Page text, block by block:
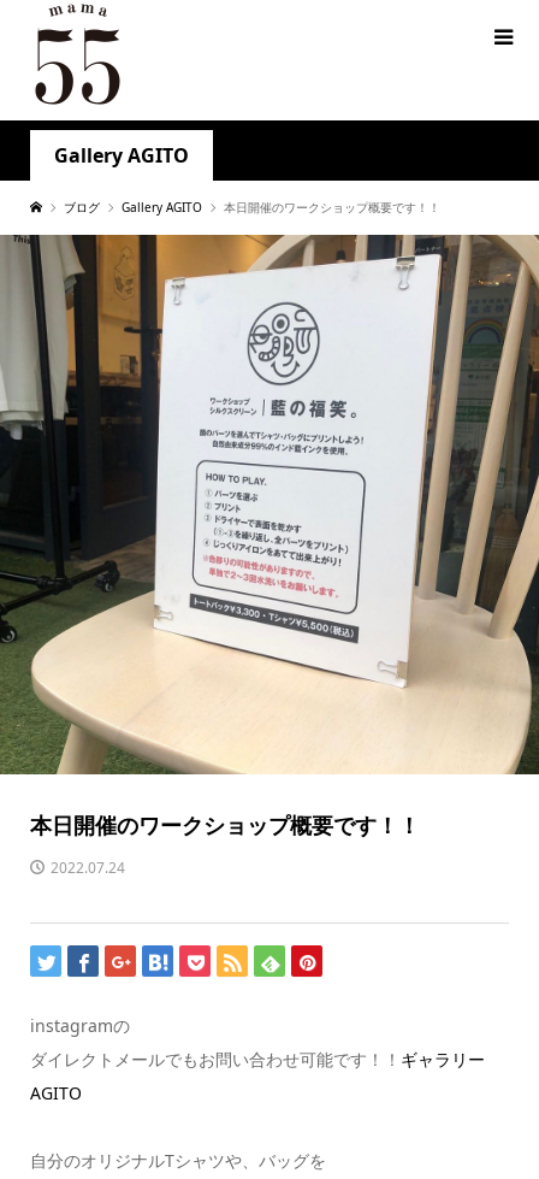
Gallery AGITO
ブログ Gallery AGITO 本日開催のワークショップ概要です！！
本日開催のワークショップ概要です！！
2022.07.24
instagramの
ダイレクトメールでもお問い合わせ可能です！！ ギャラリー
AGITO
自分のオリジナルTシャツや、バッグを